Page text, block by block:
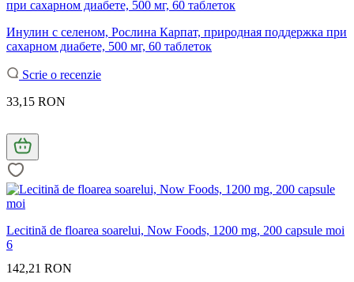
Инулин с селеном, Рослина Карпат, природная поддержка при
сахарном диабете, 500 мг, 60 таблеток
Scrie o recenzie
33,15 RON
Lecitină de floarea soarelui, Now Foods, 1200 mg, 200 capsule moi
6
142,21 RON